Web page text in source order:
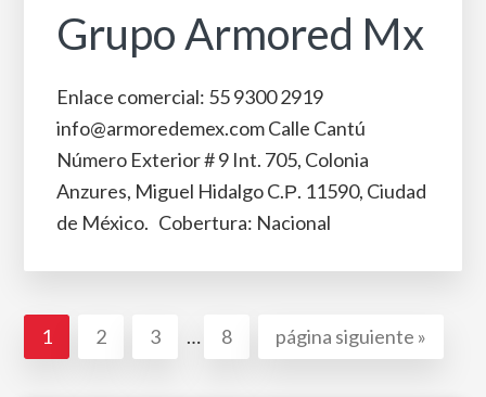
Grupo Armored Mx
Enlace comercial: 55 9300 2919​
info@armoredemex.com Calle Cantú
Número Exterior # 9 Int. 705, Colonia
Anzures, Miguel Hidalgo C.Р. 11590, Ciudad
de México. Cobertura: Nacional
Ir
a
1
Ir
a
2
Ir
a
3
Páginas
intermedias
…
Ir
a
8
Ir
a
página siguiente »